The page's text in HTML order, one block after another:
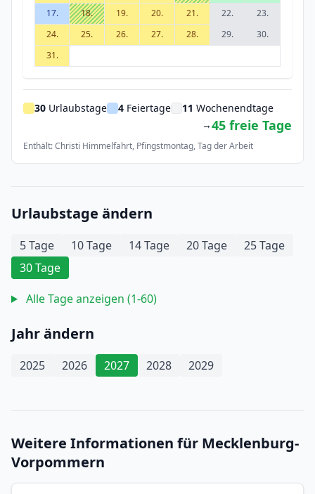
17. 18. 19. 20. 21. 22.
23.
24.
25. 26. 27. 28. 29.
30.
31.
30 Urlaubstage 4 Feiertage 11 Wochenendtage
→45 freie Tage
Enthält: Christi Himmelfahrt, Pfingstmontag, Tag der Arbeit
Urlaubstage ändern
5 Tage 10 Tage 14 Tage 20 Tage
25 Tage
30 Tage
Alle Tage anzeigen (1-60)
Jahr ändern
2025 2026 2027 2028 2029
Weitere Informationen für Mecklenburg-
Vorpommern